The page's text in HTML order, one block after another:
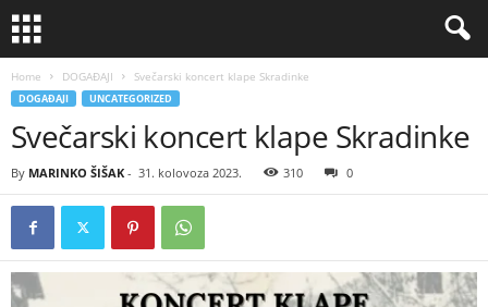
Home DOGAĐAJI Svečarski koncert klape Skradinke
DOGAĐAJI UNCATEGORIZED
Svečarski koncert klape Skradinke
By MARINKO ŠIŠAK - 31. kolovoza 2023. 310 0